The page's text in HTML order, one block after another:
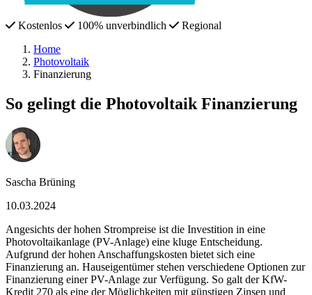
Kostenlos 100% unverbindlich
Regional
Home
Photovoltaik
Finanzierung
So gelingt die Photovoltaik Finanzierung
Sascha Brüning
10.03.2024
Angesichts der hohen Strompreise ist die Investition in eine
Photovoltaikanlage (PV-Anlage) eine kluge Entscheidung.
Aufgrund der hohen Anschaffungskosten bietet sich eine
Finanzierung an. Hauseigentümer stehen verschiedene Optionen zur
Finanzierung einer PV-Anlage zur Verfügung. So galt der KfW-
Kredit 270 als eine der Möglichkeiten mit günstigen Zinsen und